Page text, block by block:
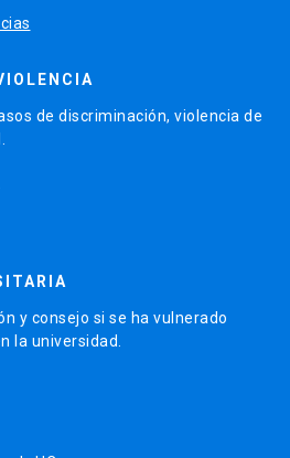
de discriminación, violencia de
y consejo si se ha vulnerado
la universidad.